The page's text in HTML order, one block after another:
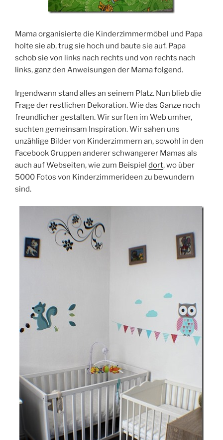
Mama organisierte die Kinderzimmermöbel und Papa
holte sie ab, trug sie hoch und baute sie auf. Papa
schob sie von links nach rechts und von rechts nach
links, ganz den Anweisungen der Mama folgend.
Irgendwann stand alles an seinem Platz. Nun blieb die
Frage der restlichen Dekoration. Wie das Ganze noch
freundlicher gestalten. Wir surften im Web umher,
suchten gemeinsam Inspiration. Wir sahen uns
unzählige Bilder von Kinderzimmern an, sowohl in den
Facebook Gruppen anderer schwangerer Mamas als
auch auf Webseiten, wie zum Beispiel dort, wo über
5000 Fotos von Kinderzimmerideen zu bewundern
sind.